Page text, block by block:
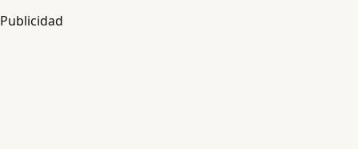
Publicidad